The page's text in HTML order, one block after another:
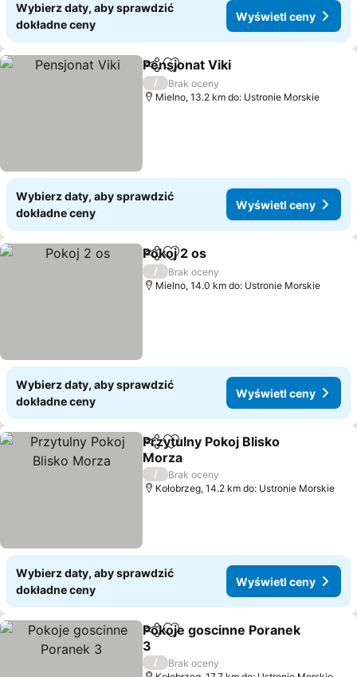
Wybierz daty, aby sprawdzić
dokładne ceny
Wyświetl ceny
Udostępnij
Dodaj do ulubionych
Pensjonat Viki
/
Brak oceny
Mielno, 13.2 km do: Ustronie Morskie
Wybierz daty, aby sprawdzić
dokładne ceny
Wyświetl ceny
Udostępnij
Dodaj do ulubionych
Pokoj 2 os
/
Brak oceny
Mielno, 14.0 km do: Ustronie Morskie
Wybierz daty, aby sprawdzić
dokładne ceny
Wyświetl ceny
UdostępnijDodaj do ulubionych
Przytulny Pokoj Blisko
Morza
Wyświetl ceny
/
Brak oceny
Kołobrzeg, 14.2 km do: Ustronie Morskie
Wybierz daty, aby sprawdzić
dokładne ceny
Wyświetl ceny
Udostępnij
Dodaj do ulubionych
Pokoje goscinne Poranek
3
Wyświetl ceny
/
Brak oceny